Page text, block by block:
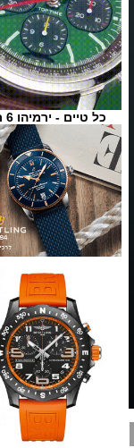
טיים - ירמיהו 6 ת"א